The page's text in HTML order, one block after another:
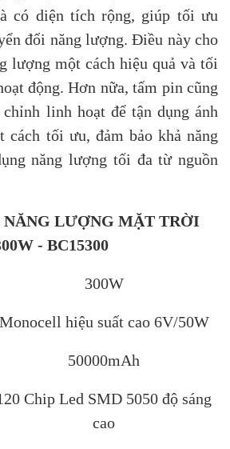
có diện tích rộng, giúp tối ưu
đổi năng lượng. Điều này cho
lượng một cách hiệu quả và tối
động. Hơn nữa, tấm pin cũng
linh hoạt để tận dụng ánh
cách tối ưu, đảm bảo khả năng
năng lượng tối đa từ nguồn
LƯỢNG MẶT TRỜI
- BC15300
300W
Monocell hiệu suất cao 6V/50W
50000mAh
Chip Led SMD 5050 độ sáng
cao